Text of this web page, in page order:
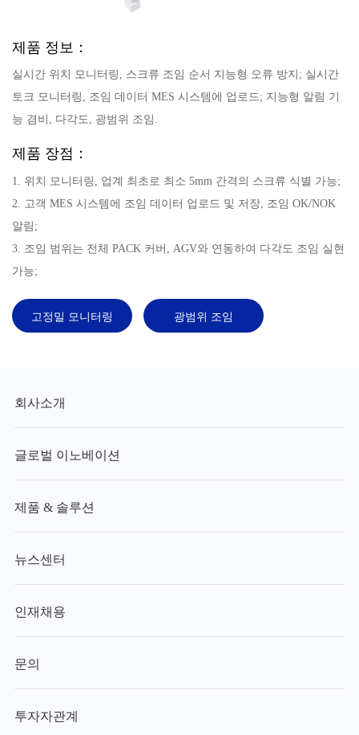
제품 정보：
실시간 위치 모니터링, 스크류 조임 순서 지능형 오류 방지; 실시간
토크 모니터링, 조임 데이터 MES 시스템에 업로드; 지능형 알림 기
능 겸비, 다각도, 광범위 조임.
제품 장점：
1. 위치 모니터링, 업계 최초로 최소 5mm 간격의 스크류 식별 가능;
2. 고객 MES 시스템에 조임 데이터 업로드 및 저장, 조임 OK/NOK
알림;
3. 조임 범위는 전체 PACK 커버, AGV와 연동하여 다각도 조임 실현
가능;
고정밀 모니터링 광범위 조임
회사소개
글로벌 이노베이션
제품 & 솔루션
뉴스센터
인재채용
문의
투자자관계